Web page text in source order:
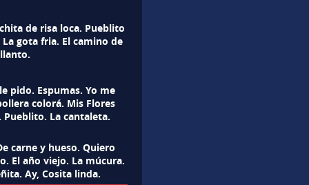
de risa loca. Pueblito
gota fria. El camino de
pido. Espumas. Yo me
colorá. Mis Flores
Pueblito. La cantaleta.
carne y hueso. Quiero
El año viejo. La múcura.
Ay, Cosita linda.